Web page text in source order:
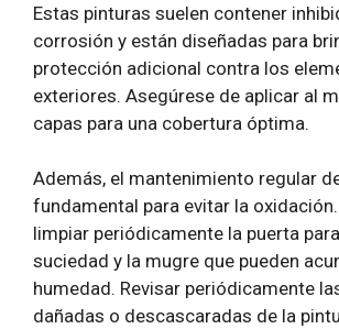
Estas pinturas suelen contener
corrosión y están diseñadas para
protección adicional contra los
exteriores. Asegúrese de aplicar al
capas para una cobertura óptima.
Además, el mantenimiento regular
fundamental para evitar la
limpiar periódicamente la puerta
suciedad y la mugre que pueden
humedad. Revisar periódicamente
dañadas o descascaradas de la